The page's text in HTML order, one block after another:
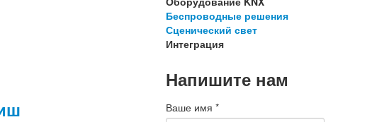
Беспроводные решения
Сценический свет
Интеграция
Напишите нам
Ваше имя*